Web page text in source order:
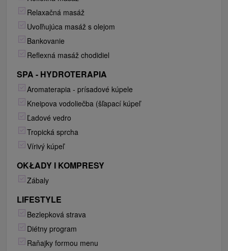
Relaxačná masáž
Uvoľňujúca masáž s olejom
Bankovanie
Reflexná masáž chodidiel
SPA - HYDROTERAPIA
Aromaterapia - prísadové kúpele
Kneipova vodoliečba (šľapací kúpeľ
Ľadové vedro
Tropická sprcha
Vírivý kúpeľ
OKŁADY I KOMPRESY
Zábaly
LIFESTYLE
Bezlepková strava
Diétny program
Raňajky formou menu